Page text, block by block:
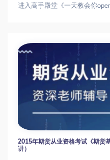
2015年期货从业资格考试《期货
讲）